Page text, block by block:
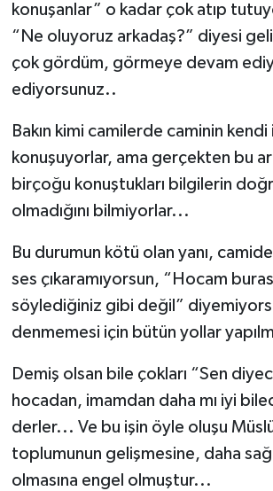
konuşanlar” o kadar çok atıp
“Ne oluyoruz arkadaş?” diyesi
çok gördüm, görmeye devam
ediyorsunuz..
Bakın kimi camilerde caminin kendi
konuşuyorlar, ama gerçekten bu
birçoğu konuştukları bilgilerin
olmadığını bilmiyorlar...
Bu durumun kötü olan yanı,
ses çıkaramıyorsun, “Hocam
söylediğiniz gibi değil”
denmemesi için bütün yollar
Demiş olsan bile çokları “Sen
hocadan, imamdan daha mı iyi
derler... Ve bu işin öyle oluşu
toplumunun gelişmesine, daha
olmasına engel olmuştur...